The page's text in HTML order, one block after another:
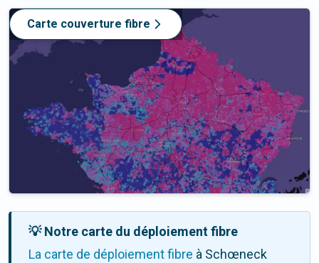
Carte couverture fibre
💡 Notre carte du déploiement fibre
La carte de déploiement fibre à Schœneck